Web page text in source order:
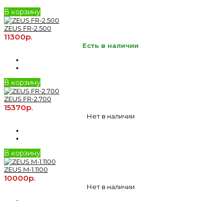
В корзину
ZEUS FR-2.500
11300р.
Есть в наличии
В корзину
ZEUS FR-2.700
15370р.
Нет в наличии
В корзину
ZEUS M-1.1100
10000р.
Нет в наличии